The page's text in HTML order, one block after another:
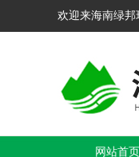
欢迎来海南绿邦
网站首页